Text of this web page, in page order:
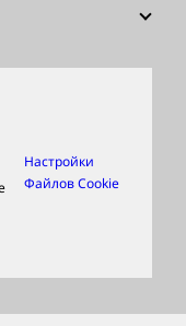
Настройки
Файлов Cookie